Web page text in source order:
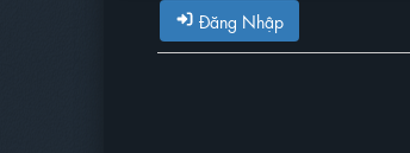
Đăng Nhập